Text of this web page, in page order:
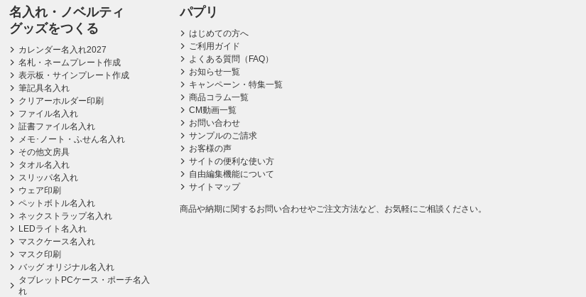
名入れ・ノベルティ
グッズをつくる
カレンダー名入れ2027
名札・ネームプレート作成
表示板・サインプレート作成
筆記具名入れ
クリアーホルダー印刷
ファイル名入れ
証書ファイル名入れ
メモ･ノート・ふせん名入れ
その他文房具
タオル名入れ
スリッパ名入れ
ウェア印刷
ペットボトル名入れ
ネックストラップ名入れ
LEDライト名入れ
マスクケース名入れ
マスク印刷
バッグ オリジナル名入れ
タブレットPCケース・ポーチ名入
れ
パプリ
はじめての方へ
ご利用ガイド
よくある質問（FAQ）
お知らせ一覧
キャンペーン・特集一覧
商品コラム一覧
CM動画一覧
お問い合わせ
サンプルのご請求
お客様の声
サイトの便利な使い方
自由編集機能について
サイトマップ
商品や納期に関するお問い合わせやご注文方法など、お気軽にご相談ください。